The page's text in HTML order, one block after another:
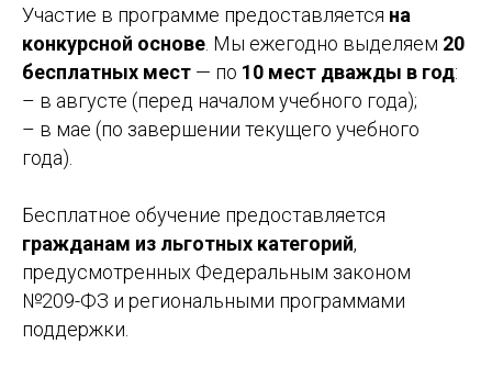
Участие в программе предоставляется на
конкурсной основе. Мы ежегодно выделяем 20
бесплатных мест — по 10 мест дважды в год:
– в августе (перед началом учебного года);
– в мае (по завершении текущего учебного
года).
Бесплатное обучение предоставляется
гражданам из льготных категорий,
предусмотренных Федеральным законом
№209-ФЗ и региональными программами
поддержки.